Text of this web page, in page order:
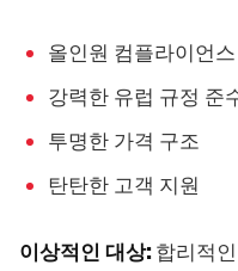
올인원 컴플라이언
강력한 유럽 규정 준
투명한 가격 구조
탄탄한 고객 지원
이상적인 대상:합리적